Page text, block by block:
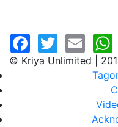
© Kriya Unlimited |